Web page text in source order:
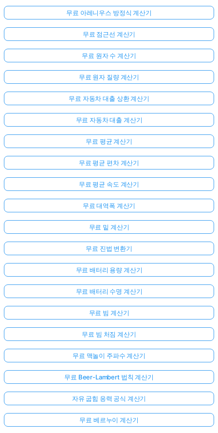
무료 아레니우스 방정식 계산기
무료 점근선 계산기
무료 원자 수 계산기
무료 원자 질량 계산기
무료 자동차 대출 상환 계산기
무료 자동차 대출 계산기
무료 평균 계산기
무료 평균 편차 계산기
무료 평균 속도 계산기
무료 대역폭 계산기
무료 밑 계산기
무료 진법 변환기
무료 배터리 용량 계산기
무료 배터리 수명 계산기
무료 빔 계산기
무료 빔 처짐 계산기
무료 맥놀이 주파수 계산기
무료 Beer-Lambert 법칙 계산기
자유 굽힘 응력 공식 계산기
무료 베르누이 계산기